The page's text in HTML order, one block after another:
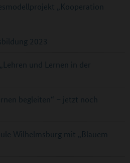
„Kooperation
2023
und Lernen in der
begleiten“ – jetzt noch
Wilhelmsburg mit „Blauem